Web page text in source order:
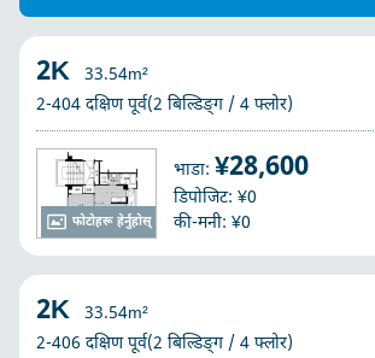
फोटोहरू हेर्नुहोस्
2K
33.54m²
2-404 दक्षिण पूर्व(2 बिल्डिङ्ग / 4 फ्लोर)
भाडा: ¥28,600
डिपोजिट: ¥0
की-मनी: ¥0
2K
33.54m²
2-406 दक्षिण पूर्व(2 बिल्डिङ्ग / 4 फ्लोर)